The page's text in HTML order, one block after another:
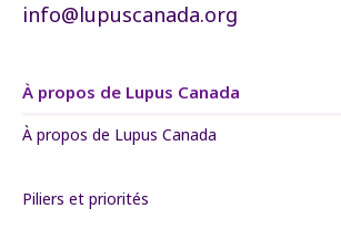
info@lupuscanada.org
À propos de Lupus Canada
À propos de Lupus Canada
Piliers et priorités